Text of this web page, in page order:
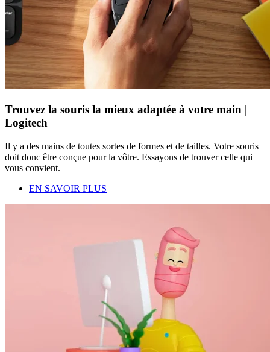
Trouvez la souris la mieux adaptée à votre main |
Logitech
Il y a des mains de toutes sortes de formes et de tailles. Votre souris
doit donc être conçue pour la vôtre. Essayons de trouver celle qui
vous convient.
EN SAVOIR PLUS